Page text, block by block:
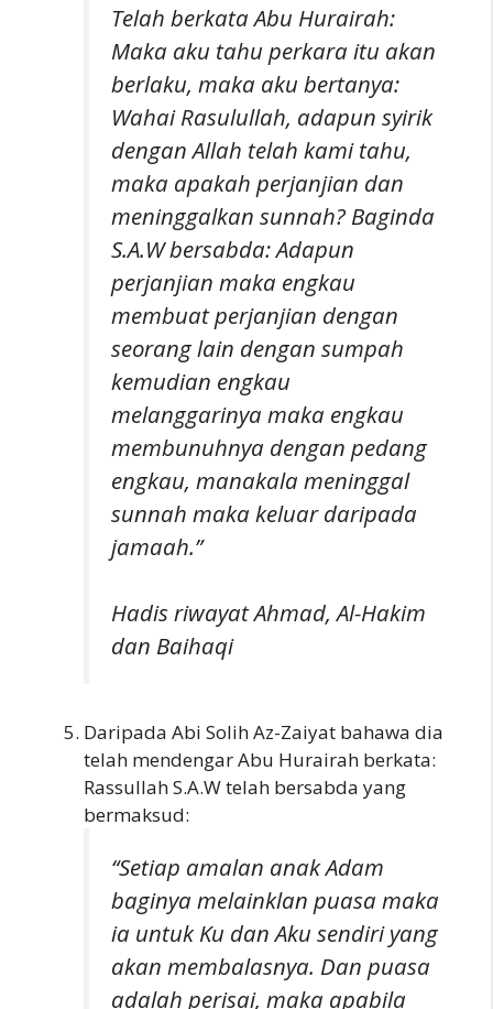
Telah berkata Abu Hurairah:
Maka aku tahu perkara itu akan
berlaku, maka aku bertanya:
Wahai Rasulullah, adapun syirik
dengan Allah telah kami tahu,
maka apakah perjanjian dan
meninggalkan sunnah? Baginda
S.A.W bersabda: Adapun
perjanjian maka engkau
membuat perjanjian dengan
seorang lain dengan sumpah
kemudian engkau
melanggarinya maka engkau
membunuhnya dengan pedang
engkau, manakala meninggal
sunnah maka keluar daripada
jamaah.”
Hadis riwayat Ahmad, Al-Hakim
dan Baihaqi
Daripada Abi Solih Az-Zaiyat bahawa dia
telah mendengar Abu Hurairah berkata:
Rassullah S.A.W telah bersabda yang
bermaksud:
“Setiap amalan anak Adam
baginya melainklan puasa maka
ia untuk Ku dan Aku sendiri yang
akan membalasnya. Dan puasa
adalah perisai, maka apabila